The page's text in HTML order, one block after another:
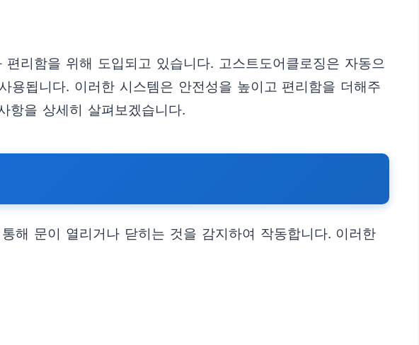
리함을 위해 도입되고 있습니다. 고스트도어클로징은 자동으
됩니다. 이러한 시스템은 안전성을 높이고 편리함을 더해주
항을 상세히 살펴보겠습니다.
해 문이 열리거나 닫히는 것을 감지하여 작동합니다. 이러한